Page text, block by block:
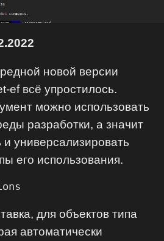
новой версии
ef всё упростилось.
можно использовать
разработки, а значит
универсализировать
его использования.
для объектов типа
автоматически